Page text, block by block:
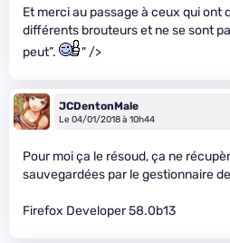
Et merci au passage à ceux qui ont
différents brouteurs et ne se sont
peut”.
" />
JCDentonMale
Le 04/01/2018 à 10h44
Pour moi ça le résoud, ça ne
sauvegardées par le gestionnaire
Firefox Developer 58.0b13